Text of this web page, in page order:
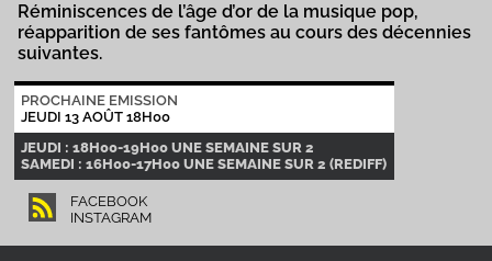
Réminiscences de l’âge d’or de la musique pop,
réapparition de ses fantômes au cours des décennies
suivantes.
PROCHAINE EMISSION
JEUDI 13 AOÛT 18H00
JEUDI : 18H00-19H00 UNE SEMAINE SUR 2
SAMEDI : 16H00-17H00 UNE SEMAINE SUR 2 (REDIFF)
FACEBOOK
INSTAGRAM